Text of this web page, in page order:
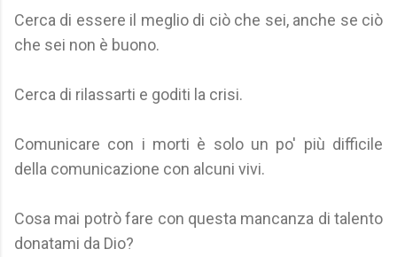
Cerca di essere il meglio di ciò che sei, anche se ciò
che sei non è buono.
Cerca di rilassarti e goditi la crisi.
Comunicare con i morti è solo un po' più difficile
della comunicazione con alcuni vivi.
Cosa mai potrò fare con questa mancanza di talento
donatami da Dio?